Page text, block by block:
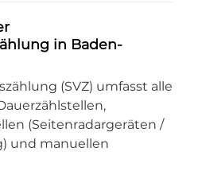
in Baden-
(SVZ) umfasst alle
(Seitenradargeräten /
und manuellen